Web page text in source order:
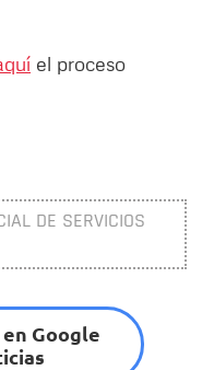
el proceso
DE SERVICIOS
Google